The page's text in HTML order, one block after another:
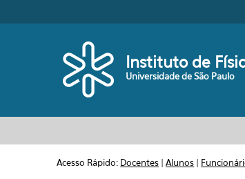
Instituto de
Universidade de São Paulo
Acesso Rápido: Docentes |Alunos |